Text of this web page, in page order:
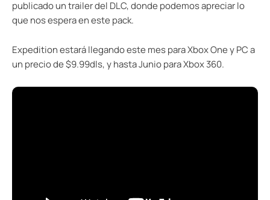
publicado un trailer del DLC, donde podemos apreciar lo
que nos espera en este pack.
Expedition estará llegando este mes para Xbox One y PC a
un precio de $9.99dls, y hasta Junio para Xbox 360.